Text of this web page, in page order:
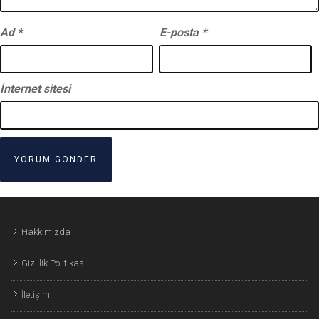
Ad * E-posta *
İnternet sitesi
Hakkımızda
Gizlilik Politikası
İletişim